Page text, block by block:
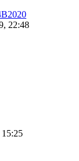
22:48
15:25